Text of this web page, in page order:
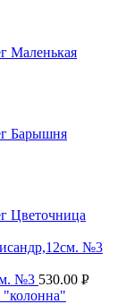
Маленькая
Барышня
Цветочница
№3
№3 530.00 Р
"колонна"